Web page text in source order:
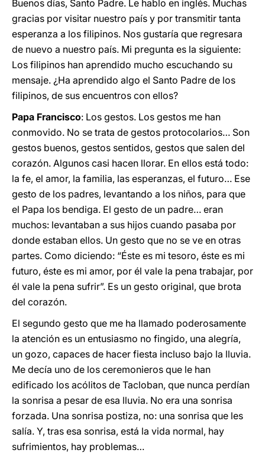
Buenos días, Santo Padre. Le hablo en inglés. Muchas
gracias por visitar nuestro país y por transmitir tanta
esperanza a los filipinos. Nos gustaría que regresara
de nuevo a nuestro país. Mi pregunta es la siguiente:
Los filipinos han aprendido mucho escuchando su
mensaje. ¿Ha aprendido algo el Santo Padre de los
filipinos, de sus encuentros con ellos?
Papa Francisco: Los gestos. Los gestos me han
conmovido. No se trata de gestos protocolarios… Son
gestos buenos, gestos sentidos, gestos que salen del
corazón. Algunos casi hacen llorar. En ellos está todo:
la fe, el amor, la familia, las esperanzas, el futuro… Ese
gesto de los padres, levantando a los niños, para que
el Papa los bendiga. El gesto de un padre… eran
muchos: levantaban a sus hijos cuando pasaba por
donde estaban ellos. Un gesto que no se ve en otras
partes. Como diciendo: “Éste es mi tesoro, éste es mi
futuro, éste es mi amor, por él vale la pena trabajar, por
él vale la pena sufrir”. Es un gesto original, que brota
del corazón.
El segundo gesto que me ha llamado poderosamente
la atención es un entusiasmo no fingido, una alegría,
un gozo, capaces de hacer fiesta incluso bajo la lluvia.
Me decía uno de los ceremonieros que le han
edificado los acólitos de Tacloban, que nunca perdían
la sonrisa a pesar de esa lluvia. No era una sonrisa
forzada. Una sonrisa postiza, no: una sonrisa que les
salía. Y, tras esa sonrisa, está la vida normal, hay
sufrimientos, hay problemas…